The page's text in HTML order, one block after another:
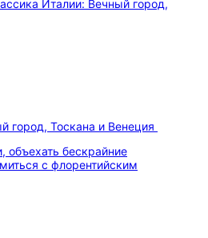
город, Тоскана и Венеция
объехать бескрайние
с флорентийским